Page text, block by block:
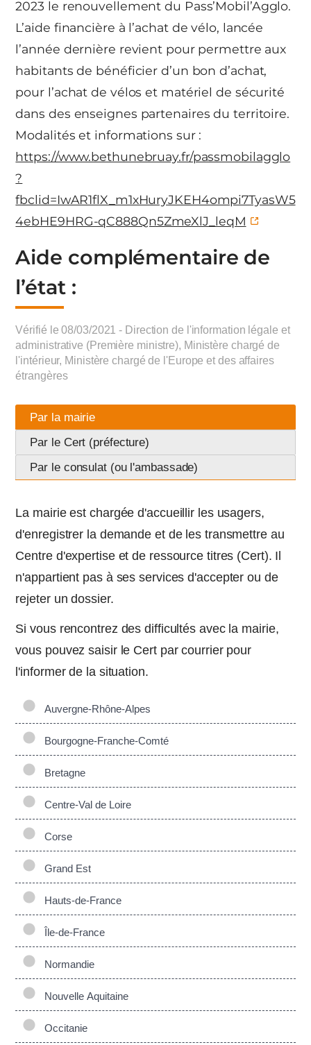
2023 le renouvellement du Pass’Mobil’Agglo.
L’aide financière à l’achat de vélo, lancée
l’année dernière revient pour permettre aux
habitants de bénéficier d’un bon d’achat,
pour l’achat de vélos et matériel de sécurité
dans des enseignes partenaires du territoire.
Modalités et informations sur :
https://www.bethunebruay.fr/passmobilagglo
?
fbclid=IwAR1flX_m1xHuryJKEH4ompi7TyasW5
4ebHE9HRG-qC888Qn5ZmeXlJ_leqM
Aide complémentaire de
l’état :
Vérifié le 08/03/2021 - Direction de l'information légale et
administrative (Première ministre), Ministère chargé de
l'intérieur, Ministère chargé de l'Europe et des affaires
étrangères
Par la mairie
Par le Cert (préfecture)
Par le consulat (ou l'ambassade)
La mairie est chargée d'accueillir les usagers,
d'enregistrer la demande et de les transmettre au
Centre d'expertise et de ressource titres (Cert). Il
n'appartient pas à ses services d'accepter ou de
rejeter un dossier.
Si vous rencontrez des difficultés avec la mairie,
vous pouvez saisir le Cert par courrier pour
l'informer de la situation.
Auvergne-Rhône-Alpes
Bourgogne-Franche-Comté
Bretagne
Centre-Val de Loire
Corse
Grand Est
Hauts-de-France
Île-de-France
Normandie
Nouvelle Aquitaine
Occitanie